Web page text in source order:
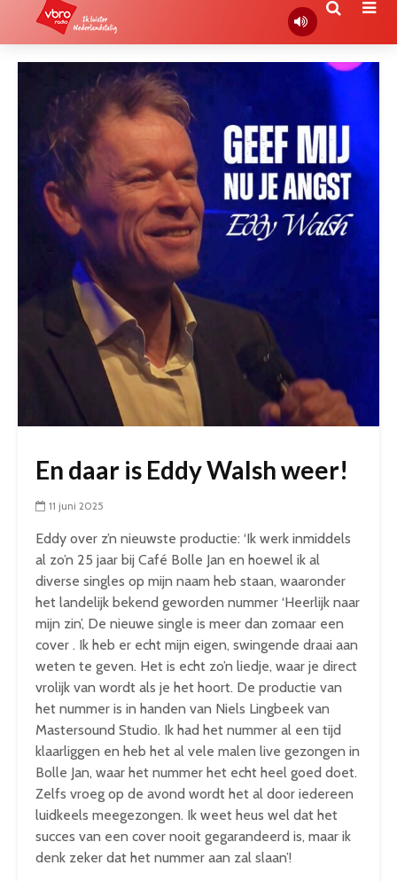
En daar is Eddy Walsh weer!
11 juni 2025
Eddy over z’n nieuwste productie: ‘Ik werk inmiddels
al zo’n 25 jaar bij Café Bolle Jan en hoewel ik al
diverse singles op mijn naam heb staan, waaronder
het landelijk bekend geworden nummer ‘Heerlijk naar
mijn zin’, De nieuwe single is meer dan zomaar een
cover . Ik heb er echt mijn eigen, swingende draai aan
weten te geven. Het is echt zo’n liedje, waar je direct
vrolijk van wordt als je het hoort. De productie van
het nummer is in handen van Niels Lingbeek van
Mastersound Studio. Ik had het nummer al een tijd
klaarliggen en heb het al vele malen live gezongen in
Bolle Jan, waar het nummer het echt heel goed doet.
Zelfs vroeg op de avond wordt het al door iedereen
luidkeels meegezongen. Ik weet heus wel dat het
succes van een cover nooit gegarandeerd is, maar ik
denk zeker dat het nummer aan zal slaan’!